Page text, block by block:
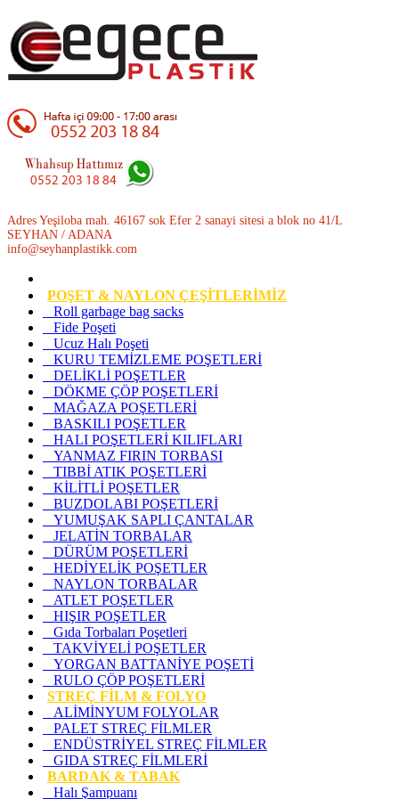
Adres Yeşiloba mah. 46167 sok Efer 2 sanayi sitesi a blok no 41/L
SEYHAN / ADANA
info@seyhanplastikk.com
POŞET & NAYLON ÇEŞİTLERİMİZ
Roll garbage bag sacks
Fide Poşeti
Ucuz Halı Poşeti
KURU TEMİZLEME POŞETLERİ
DELİKLİ POŞETLER
DÖKME ÇÖP POŞETLERİ
MAĞAZA POŞETLERİ
BASKILI POŞETLER
HALI POŞETLERİ KILIFLARI
YANMAZ FIRIN TORBASI
TIBBİ ATIK POŞETLERİ
KİLİTLİ POŞETLER
BUZDOLABI POŞETLERİ
YUMUŞAK SAPLI ÇANTALAR
JELATİN TORBALAR
DÜRÜM POŞETLERİ
HEDİYELİK POŞETLER
NAYLON TORBALAR
ATLET POŞETLER
HIŞIR POŞETLER
Gıda Torbaları Poşetleri
TAKVİYELİ POŞETLER
YORGAN BATTANİYE POŞETİ
RULO ÇÖP POŞETLERİ
STREÇ FİLM & FOLYO
ALİMİNYUM FOLYOLAR
PALET STREÇ FİLMLER
ENDÜSTRİYEL STREÇ FİLMLER
GIDA STREÇ FİLMLERİ
BARDAK & TABAK
Halı Şampuanı